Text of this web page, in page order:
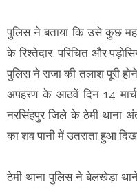
पुलिस ने बताया कि उसे कुछ
के रिश्तेदार, परिचित और
पुलिस ने राजा की तलाश पूरी
अपहरण के आठवें दिन 14
नरसिंहपुर जिले के ठेमी थाना
का शव पानी में उतराता हुआ
ठेमी थाना पुलिस ने बेलखेड़ा